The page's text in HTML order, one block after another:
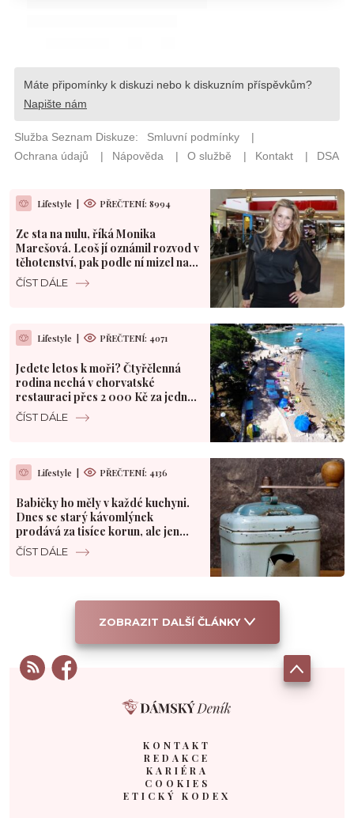
Lifestyle | PŘEČTENÍ: 8994
Ze sta na nulu, říká Monika
Marešová. Leoš jí oznámil rozvod v
těhotenství, pak podle ní mizel na
dny k milence
ČÍST DÁLE
Lifestyle | PŘEČTENÍ: 4071
Jedete letos k moři? Čtyřčlenná
rodina nechá v chorvatské
restauraci přes 2 000 Kč za jednu
večeři
ČÍST DÁLE
Lifestyle | PŘEČTENÍ: 4136
Babičky ho měly v každé kuchyni.
Dnes se starý kávomlýnek
prodává za tisíce korun, ale jen
pod jednou podmínkou
ČÍST DÁLE
ZOBRAZIT DALŠÍ ČLÁNKY
KONTAKT
REDAKCE
KARIÉRA
COOKIES
ETICKÝ KODEX